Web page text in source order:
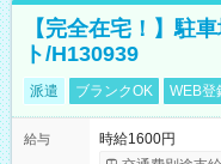
【完全在宅！】駐
ト/H130939
派遣 ブランクOK WEB登
給与
時給1600円